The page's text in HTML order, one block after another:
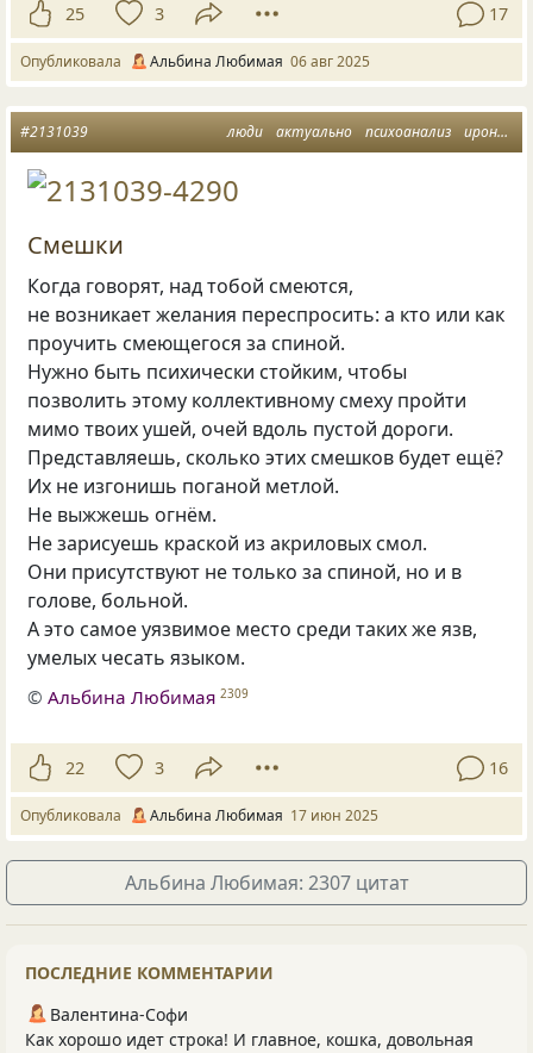
25 3 17
Опубликовала Альбина Любимая 06 авг 2025
люди актуально психоанализ ирония жизни
#2131039
Смешки
Когда говорят, над тобой смеются,
не возникает желания переспросить: а кто или как
проучить смеющегося за спиной.
Нужно быть психически стойким, чтобы
позволить этому коллективному смеху пройти
мимо твоих ушей, очей вдоль пустой дороги.
Представляешь, сколько этих смешков будет ещё?
Их не изгонишь поганой метлой.
Не выжжешь огнём.
Не зарисуешь краской из акриловых смол.
Они присутствуют не только за спиной, но и в
голове, больной.
А это самое уязвимое место среди таких же язв,
умелых чесать языком.
©Альбина Любимая 2309
22 3 16
Опубликовала Альбина Любимая 17 июн 2025
Альбина Любимая: 2307 цитат
ПОСЛЕДНИЕ КОММЕНТАРИИ
Валентина-Софи
Как хорошо идет строка! И главное, кошка, довольная